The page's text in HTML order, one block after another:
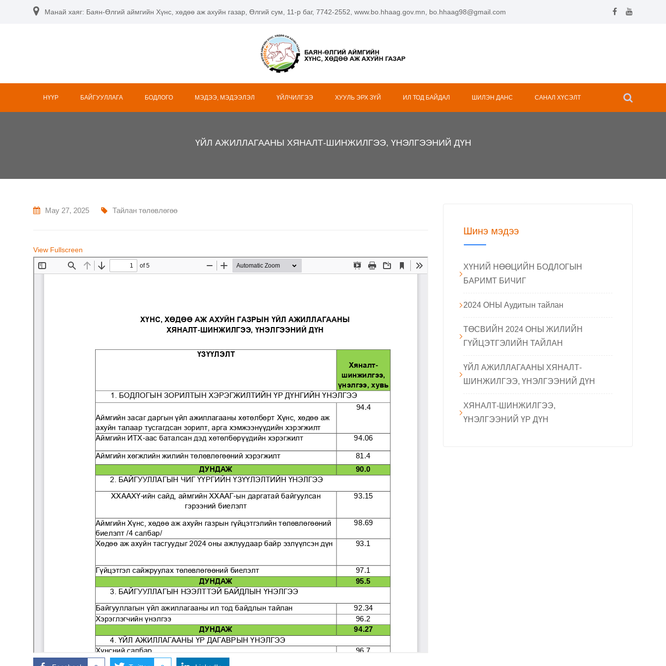
Манай хаяг: Баян-Өлгий аймгийн Хүнс, хөдөө аж ахуйн газар, Өлгий сум, 11-р баг, 7742-2552, www.bo.hhaag.gov.mn, bo.hhaag98@gmail.com
НҮҮР БАЙГУУЛЛАГА БОДЛОГО МЭДЭЭ, МЭДЭЭЛЭЛ ҮЙЛЧИЛГЭЭ ХУУЛЬ ЭРХ ЗҮЙ ИЛ ТОД БАЙДАЛ ШИЛЭН ДАНС САНАЛ ХҮСЭЛТ
ҮЙЛ АЖИЛЛАГААНЫ ХЯНАЛТ-ШИНЖИЛГЭЭ, ҮНЭЛГЭЭНИЙ ДҮН
May 27, 2025 Тайлан төлөвлөгөө
View Fullscreen
Шинэ мэдээ
ХҮНИЙ НӨӨЦИЙН БОДЛОГЫН
БАРИМТ БИЧИГ
2024 ОНЫ Аудитын тайлан
ТӨСВИЙН 2024 ОНЫ ЖИЛИЙН
ГҮЙЦЭТГЭЛИЙН ТАЙЛАН
ҮЙЛ АЖИЛЛАГААНЫ ХЯНАЛТ-
ШИНЖИЛГЭЭ, ҮНЭЛГЭЭНИЙ ДҮН
ХЯНАЛТ-ШИНЖИЛГЭЭ,
ҮНЭЛГЭЭНИЙ ҮР ДҮН